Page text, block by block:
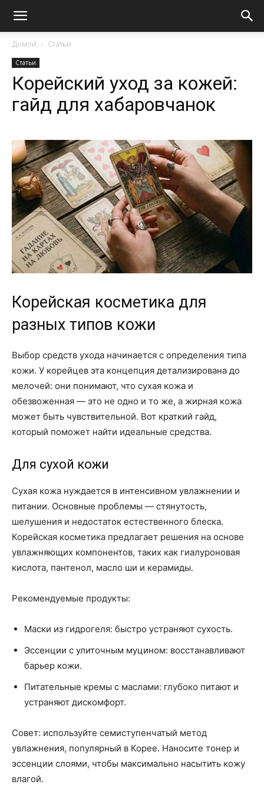
Домой Статьи
Статьи
Корейский уход за кожей:
гайд для хабаровчанок
Корейская косметика для
разных типов кожи
Выбор средств ухода начинается с определения типа
кожи. У корейцев эта концепция детализирована до
мелочей: они понимают, что сухая кожа и
обезвоженная — это не одно и то же, а жирная кожа
может быть чувствительной. Вот краткий гайд,
который поможет найти идеальные средства.
Для сухой кожи
Сухая кожа нуждается в интенсивном увлажнении и
питании. Основные проблемы — стянутость,
шелушения и недостаток естественного блеска.
Корейская косметика предлагает решения на основе
увлажняющих компонентов, таких как гиалуроновая
кислота, пантенол, масло ши и керамиды.
Рекомендуемые продукты:
Маски из гидрогеля: быстро устраняют сухость.
Эссенции с улиточным муцином: восстанавливают
барьер кожи.
Питательные кремы с маслами: глубоко питают и
устраняют дискомфорт.
Совет: используйте семиступенчатый метод
увлажнения, популярный в Корее. Наносите тонер и
эссенции слоями, чтобы максимально насытить кожу
влагой.